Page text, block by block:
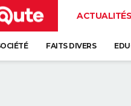
ACTUALITÉS
FAITS DIVERS